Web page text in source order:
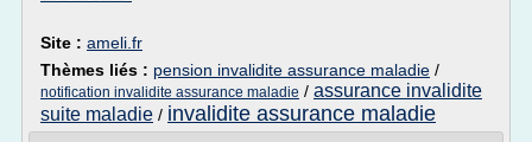
Site : ameli.fr
Thèmes liés : pension invalidite assurance maladie /
notification invalidite assurance maladie / assurance invalidite
suite maladie / invalidite assurance maladie